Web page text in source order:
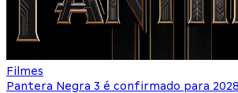
Filmes
Pantera Negra 3 é confirmado para